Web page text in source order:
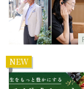
NEW